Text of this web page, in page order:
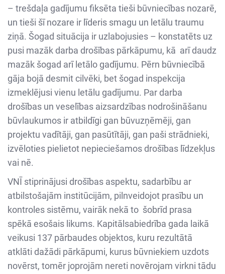
– trešdaļa gadījumu fiksēta tieši būvniecības nozarē,
un tieši šī nozare ir līderis smagu un letālu traumu
ziņā. Šogad situācija ir uzlabojusies – konstatēts uz
pusi mazāk darba drošības pārkāpumu, kā arī daudz
mazāk šogad arī letālo gadījumu. Pērn būvniecībā
gāja bojā desmit cilvēki, bet šogad inspekcija
izmeklējusi vienu letālu gadījumu. Par darba
drošības un veselības aizsardzības nodrošināšanu
būvlaukumos ir atbildīgi gan būvuzņēmēji, gan
projektu vadītāji, gan pasūtītāji, gan paši strādnieki,
izvēloties pielietot nepieciešamos drošības līdzekļus
vai nē.
VNĪ stiprinājusi drošības aspektu, sadarbību ar
atbilstošajām institūcijām, pilnveidojot prasību un
kontroles sistēmu, vairāk nekā to šobrīd prasa
spēkā esošais likums. Kapitālsabiedrība gada laikā
veikusi 137 pārbaudes objektos, kuru rezultātā
atklāti dažādi pārkāpumi, kurus būvniekiem uzdots
novērst, tomēr joprojām nereti novērojam virkni tādu